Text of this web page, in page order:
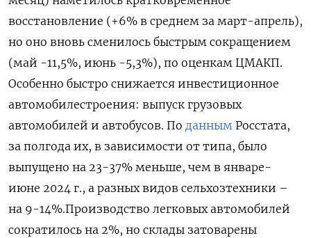
восстановление (+6% в среднем за март-апрель),
но оно вновь сменилось быстрым сокращением
(май -11,5%, июнь -5,3%), по оценкам ЦМАКП.
Особенно быстро снижается инвестиционное
автомобилестроения: выпуск грузовых
автомобилей и автобусов. По данным Росстата,
за полгода их, в зависимости от типа, было
выпущено на 23-37% меньше, чем в январе-
июне 2024 г., а разных видов сельхозтехники –
на 9-14%.Производство легковых автомобилей
сократилось на 2%, но склады затоварены